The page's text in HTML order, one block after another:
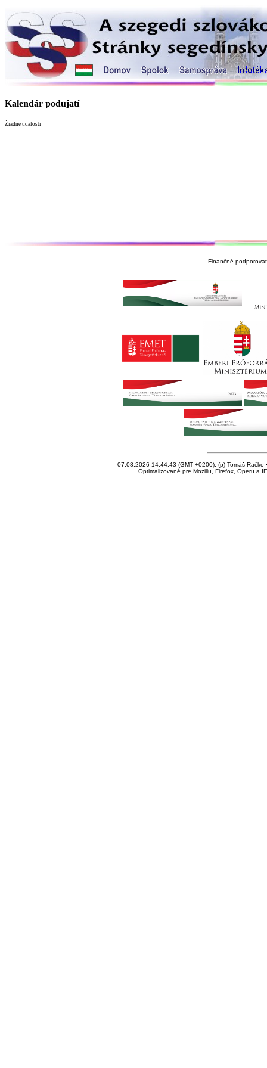
Kalendár podujatí
Žiadne udalosti
Finančné
07.08.2026 14:44:43 (GMT +0200), (p) Tomáš Račko
Optimalizované pre Mozillu, Firefox, Operu a